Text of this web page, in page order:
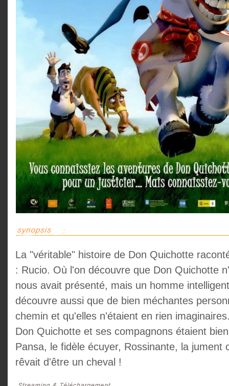
La "véritable" histoire de Don Quichotte
: Rucio. Où l'on découvre que Don Quichotte
nous avait présenté, mais un homme
découvre aussi que de bien méchantes
chemin et qu'elles n'étaient en rien
Don Quichotte et ses compagnons étaient
Pansa, le fidèle écuyer, Rossinante, la jument
rêvait d'être un cheval !